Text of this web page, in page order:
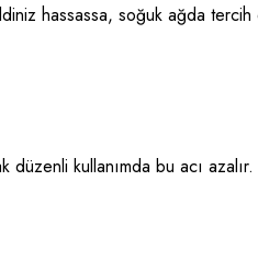
hassassa, soğuk ağda
kullanımda bu acı